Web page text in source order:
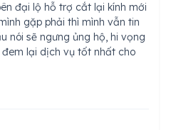
đại lộ hỗ trợ cắt lại kính mới
gặp phải thì mình vẫn tin
nói sẽ ngưng ủng hộ, hi vọng
lại dịch vụ tốt nhất cho